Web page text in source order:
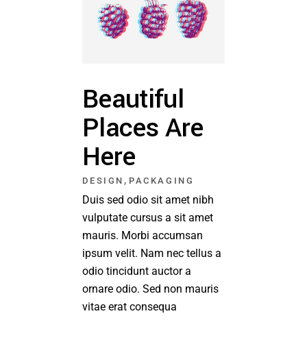
Beautiful
Places Are
Here
DESIGN , PACKAGING
Duis sed odio sit amet nibh
vulputate cursus a sit amet
mauris. Morbi accumsan
ipsum velit. Nam nec tellus a
odio tincidunt auctor a
ornare odio. Sed non mauris
vitae erat consequa